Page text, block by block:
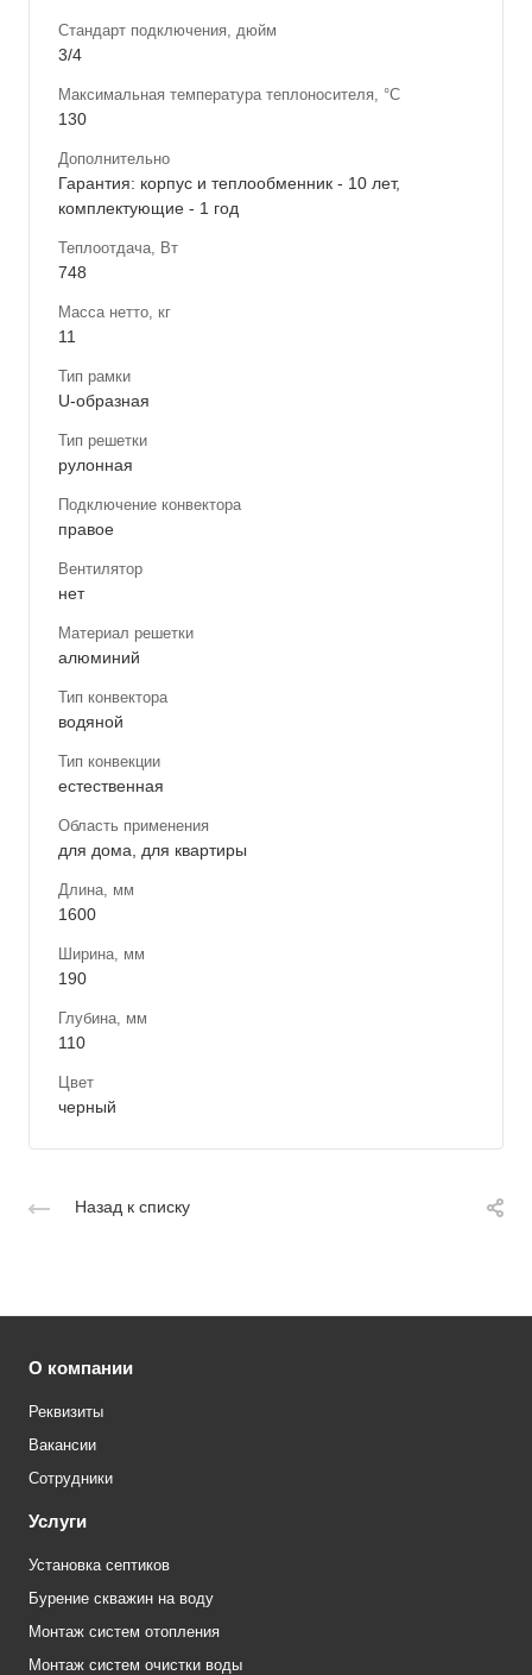
Стандарт подключения, дюйм
3/4
Максимальная температура теплоносителя, °С
130
Дополнительно
Гарантия: корпус и теплообменник - 10 лет,
комплектующие - 1 год
Теплоотдача, Вт
748
Масса нетто, кг
11
Тип рамки
U-образная
Тип решетки
рулонная
Подключение конвектора
правое
Вентилятор
нет
Материал решетки
алюминий
Тип конвектора
водяной
Тип конвекции
естественная
Область применения
для дома, для квартиры
Длина, мм
1600
Ширина, мм
190
Глубина, мм
110
Цвет
черный
Назад к списку
О компании
Реквизиты
Вакансии
Сотрудники
Услуги
Установка септиков
Бурение скважин на воду
Монтаж систем отопления
Монтаж систем очистки воды